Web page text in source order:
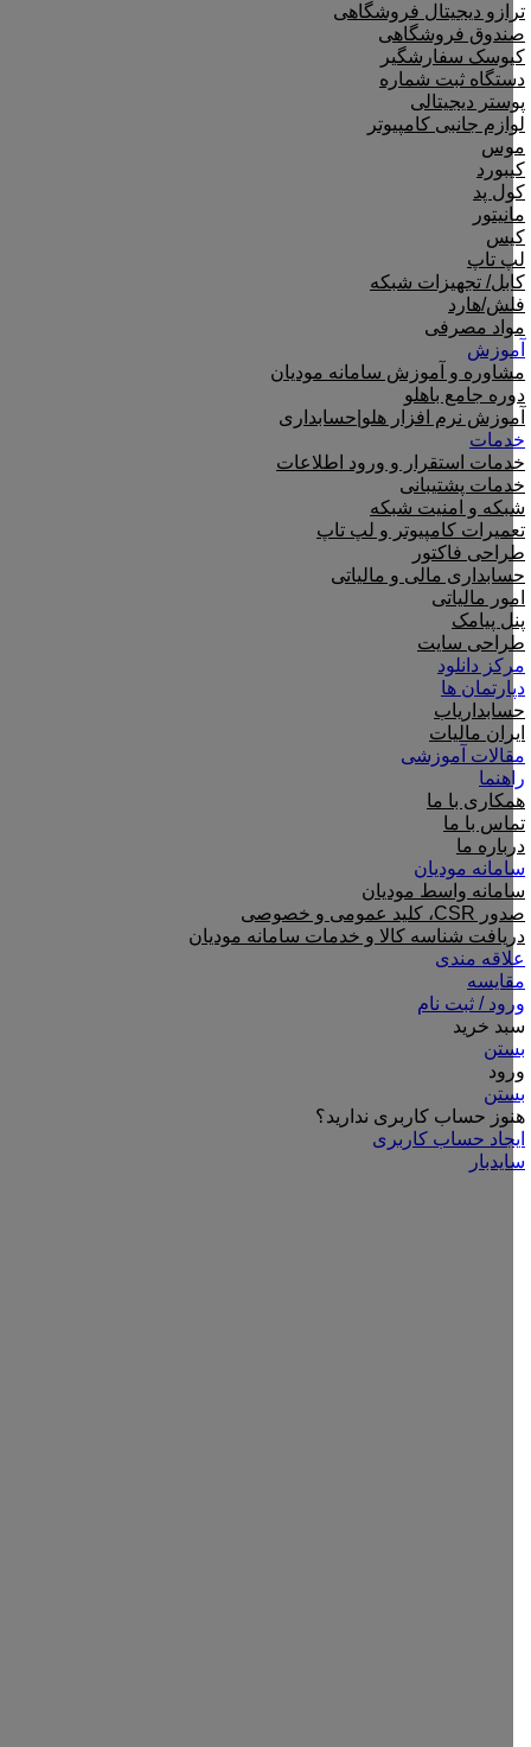
ترازو دیجیتال فروشگاهی
صندوق فروشگاهی
کیوسک سفارشگیر
دستگاه ثبت شماره
پوستر دیجیتالی
لوازم جانبی کامپیوتر
موس
کیبورد
کول پد
مانیتور
کیس
لپ تاپ
کابل/ تجهیزات شبکه
فلش/هارد
مواد مصرفی
آموزش
مشاوره و آموزش سامانه مودیان
دوره جامع باهلو
آموزش نرم افزار هلو|حسابداری
خدمات
خدمات استقرار و ورود اطلاعات
خدمات پشتیبانی
شبکه و امنیت شبکه
تعمیرات کامپیوتر و لپ تاپ
طراحی فاکتور
حسابداری مالی و مالیاتی
امور مالیاتی
پنل پیامک
طراحی سایت
مرکز دانلود
دپارتمان ها
حسابداریاب
ایران مالیات
مقالات آموزشی
راهنما
همکاری با ما
تماس با ما
درباره ما
سامانه مودیان
سامانه واسط مودیان
صدور CSR، کلید عمومی و خصوصی
دریافت شناسه کالا و خدمات سامانه مودیان
علاقه مندی
مقایسه
ورود / ثبت نام
سبد خرید
بستن
ورود
بستن
هنوز حساب کاربری ندارید؟
ایجاد حساب کاربری
سایدبار